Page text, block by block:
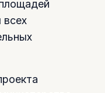
всех